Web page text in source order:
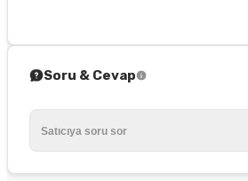
Soru & Cevap